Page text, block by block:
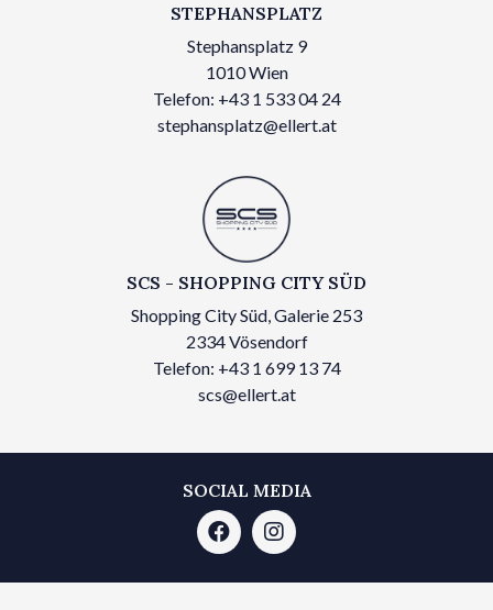
STEPHANSPLATZ
Stephansplatz 9
1010 Wien
Telefon: +43 1 533 04 24
stephansplatz@ellert.at
SCS - SHOPPING CITY SÜD
Shopping City Süd, Galerie 253
2334 Vösendorf
Telefon: +43 1 699 13 74
scs@ellert.at
SOCIAL MEDIA